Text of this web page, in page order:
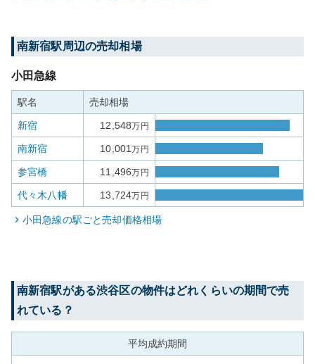
南新宿駅周辺の売却相場
小田急線
駅名 売却相場
新宿 12,548万円
南新宿 10,001万円
参宮橋 11,496万円
代々木八幡 13,724万円
小田急線の駅ごと売却価格相場
南新宿駅がある渋谷区の物件はどれくらいの期間で売
れている？
平均成約期間